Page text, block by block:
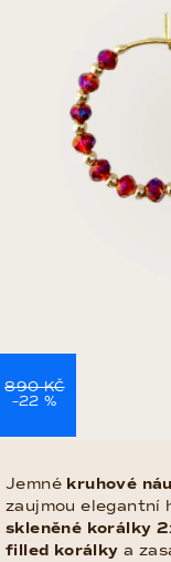
Jemné kruhové
zaujmou elegantní
skleněné korálky
filled korálky a
890 KČ
–22 %